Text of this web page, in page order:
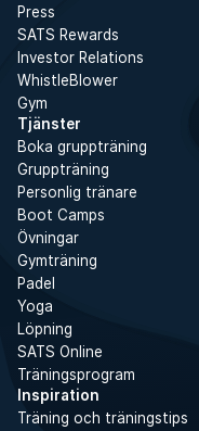
Press
SATS Rewards
Investor Relations
WhistleBlower
Gym
Tjänster
Boka gruppträning
Gruppträning
Personlig tränare
Boot Camps
Övningar
Gymträning
Padel
Yoga
Löpning
SATS Online
Träningsprogram
Inspiration
Träning och träningstips